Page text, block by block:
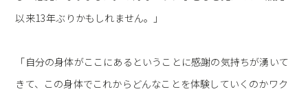
以来13年ぶりかもしれません。」
「自分の身体がここにあるということに感謝の気持ちが湧いて
きて、この身体でこれからどんなことを体験していくのかワク